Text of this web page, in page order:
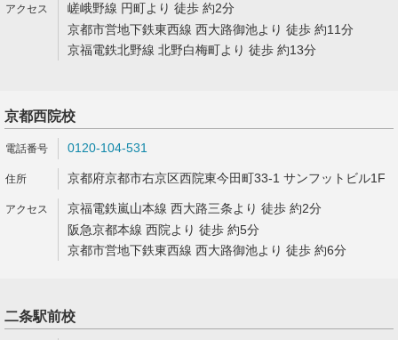
嵯峨野線 円町より 徒歩 約2分
京都市営地下鉄東西線 西大路御池より 徒歩 約11分
京福電鉄北野線 北野白梅町より 徒歩 約13分
京都西院校
0120-104-531
京都府京都市右京区西院東今田町33-1 サンフットビル1F
京福電鉄嵐山本線 西大路三条より 徒歩 約2分
阪急京都本線 西院より 徒歩 約5分
京都市営地下鉄東西線 西大路御池より 徒歩 約6分
二条駅前校